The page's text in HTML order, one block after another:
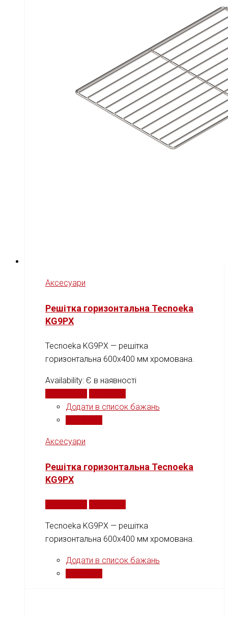
Аксесуари
Решітка горизонтальна Tecnoeka
KG9PX
Tecnoeka KG9PX — решітка
горизонтальна 600x400 мм хромована.
Availability: Є в наявності
Додати в список бажань
Аксесуари
Решітка горизонтальна Tecnoeka
KG9PX
Tecnoeka KG9PX — решітка
горизонтальна 600x400 мм хромована.
Додати в список бажань